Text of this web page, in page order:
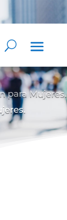
para Mujeres.